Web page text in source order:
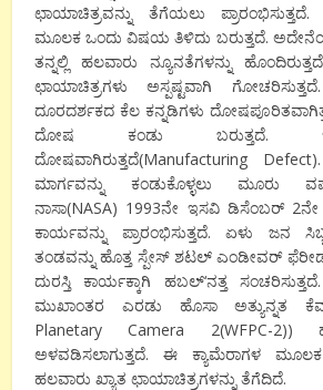
ಛಾಯಾಚಿತ್ರವನ್ನು
ತೆಗೆಯಲು ಪ್ರಾರಂಭಿಸುತ್ತದೆ
ಮೂಲಕ ಒಂದು ವಿಷಯ ತಿಳಿದು ಬರುತ್ತದೆ.
ತನ್ನಲ್ಲಿ
ಹಲವಾರು ನ್ಯೂನತೆಗಳನ್ನು ಹೊಂದಿರುತ್ತದೆ
ಛಾಯಾಚಿತ್ರಗಳು
ಅಸ್ಪಷ್ಟವಾಗಿ ಗೋಚರಿಸುತ್ತದೆ
ದೂರದರ್ಶಕದ ಕೆಲ ಕನ್ನಡಿಗಳು
ದೋಷ
ಕಂಡು ಬರುತ್ತದೆ.
ದೋಷವಾಗಿರುತ್ತದೆ(Manufacturing Defect)
ಮಾರ್ಗವನ್ನು
ಕಂಡುಕೊಳ್ಳಲು ಮೂರು
ನಾಸಾ(NASA) 1993ನೇ ಇಸವಿ ಡಿಸೆಂಬರ್ 2ನೇ
ಕಾರ್ಯವನ್ನು
ಪ್ರಾರಂಭಿಸುತ್ತದೆ.ಏಳು ಜನ
ತಂಡವನ್ನು ಹೊತ್ತ ಸ್ಪೇಸ್ ಶಟಲ್ ಎಂಡೀವರ್
ದುರಸ್ತಿ
ಕಾರ್ಯಕ್ಕಾಗಿ ಹಬಲ್‘ನತ್ತ ಸಂಚರಿಸುತ್ತದೆ
ಮುಖಾಂತರ
ಎರಡು ಹೊಸಾ ಅತ್ಯುನ್ನತ
Planetary Camera 2(WFPC-2))
ಅಳವಡಿಸಲಾಗುತ್ತದೆ.ಈ ಕ್ಯಾಮೆರಾಗಳ ಮೂಲಕ
ಹಲವಾರು ಖ್ಯಾತ ಛಾಯಾಚಿತ್ರಗಳನ್ನು ತೆಗೆದಿದೆ.